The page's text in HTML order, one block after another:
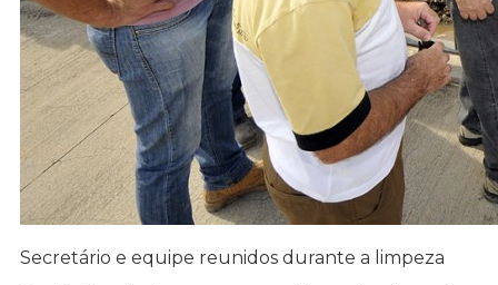
Secretário e equipe reunidos durante a limpeza